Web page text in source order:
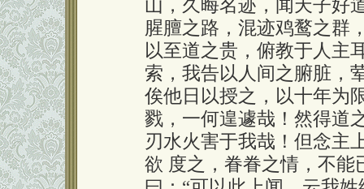
山，久晦名迹，闻天子好
腥膻之路，混迹鸡鹜之群
以至道之贵，俯教于人主
索，我告以人间之腑脏，
俟他日以授之，以十年为
戮，一何遑遽哉！然得道
刃水火害于我哉！但念主
欲 度之，眷眷之情，不能